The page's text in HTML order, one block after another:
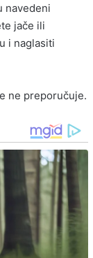
navedeni
jače ili
i naglasiti
ne preporučuje.